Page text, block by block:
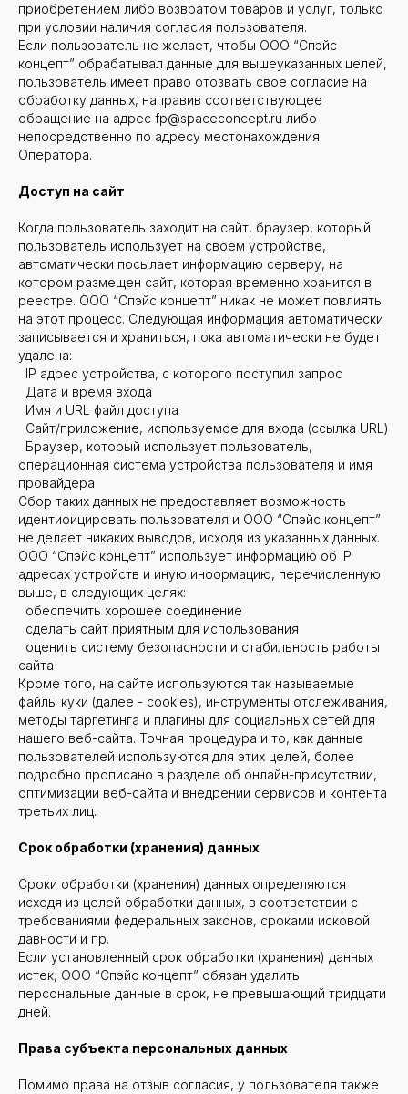
приобретением либо возвратом товаров и услуг, только
при условии наличия согласия пользователя.
Если пользователь не желает, чтобы ООО “Спэйс
концепт” обрабатывал данные для вышеуказанных целей,
пользователь имеет право отозвать свое согласие на
обработку данных, направив соответствующее
обращение на адрес fp@spaceconcept.ru либо
непосредственно по адресу местонахождения
Оператора.
Доступ на сайт
Когда пользователь заходит на сайт, браузер, который
пользователь использует на своем устройстве,
автоматически посылает информацию серверу, на
котором размещен сайт, которая временно хранится в
реестре. ООО “Спэйс концепт” никак не может повлиять
на этот процесс. Следующая информация автоматически
записывается и храниться, пока автоматически не будет
удалена:
IP адрес устройства, с которого поступил запрос
Дата и время входа
Имя и URL файл доступа
Сайт/приложение, используемое для входа (ссылка URL)
Браузер, который использует пользователь,
операционная система устройства пользователя и имя
провайдера
Сбор таких данных не предоставляет возможность
идентифицировать пользователя и ООО “Спэйс концепт”
не делает никаких выводов, исходя из указанных данных.
ООО “Спэйс концепт” использует информацию об IP
адресах устройств и иную информацию, перечисленную
выше, в следующих целях:
обеспечить хорошее соединение
сделать сайт приятным для использования
оценить систему безопасности и стабильность работы
сайта
Кроме того, на сайте используются так называемые
файлы куки (далее - cookies), инструменты отслеживания,
методы таргетинга и плагины для социальных сетей для
нашего веб-сайта. Точная процедура и то, как данные
пользователей используются для этих целей, более
подробно прописано в разделе об онлайн-присутствии,
оптимизации веб-сайта и внедрении сервисов и контента
третьих лиц.
Срок обработки (хранения) данных
Сроки обработки (хранения) данных определяются
исходя из целей обработки данных, в соответствии с
требованиями федеральных законов, сроками исковой
давности и пр.
Если установленный срок обработки (хранения) данных
истек, ООО “Спэйс концепт” обязан удалить
персональные данные в срок, не превышающий тридцати
дней.
Права субъекта персональных данных
Помимо права на отзыв согласия, у пользователя также